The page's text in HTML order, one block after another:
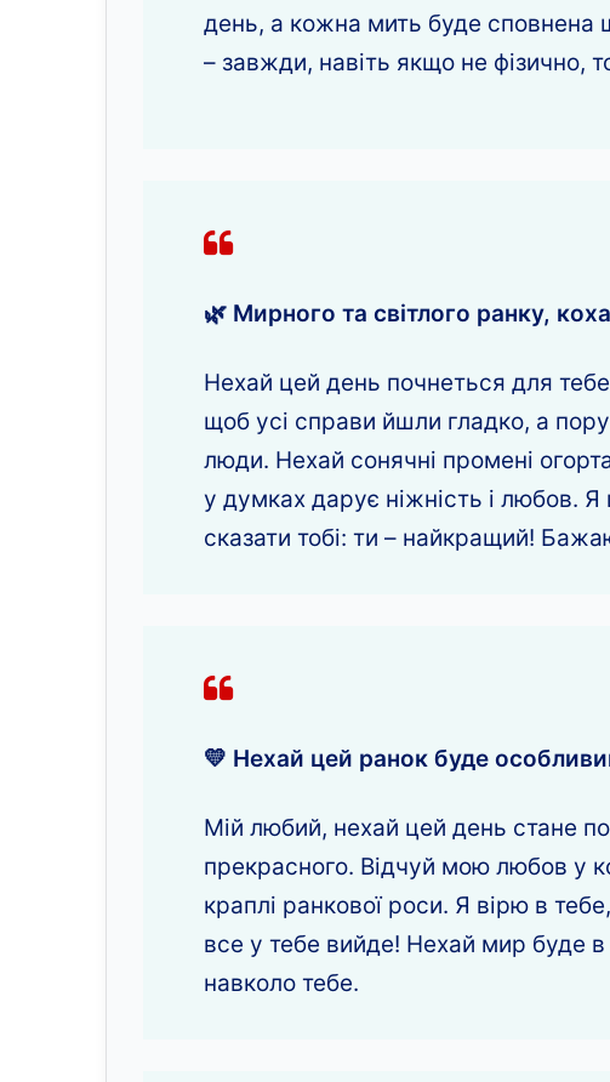
день, а кожна мить буде сповнена
– завжди, навіть якщо не фізично,
🌿 Мирного та світлого ранку,
Нехай цей день почнеться для
щоб усі справи йшли гладко, а
люди. Нехай сонячні промені
у думках дарує ніжність і любов.
сказати тобі: ти – найкращий!
💛 Нехай цей ранок буде
Мій любий, нехай цей день стане
прекрасного. Відчуй мою любов у
краплі ранкової роси. Я вірю в
все у тебе вийде! Нехай мир буде в
навколо тебе.